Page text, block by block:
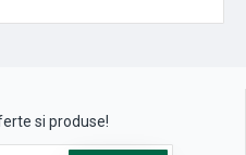
si produse!